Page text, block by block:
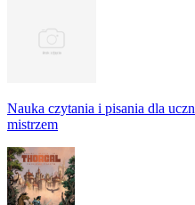
Nauka czytania i pisania dla
mistrzem